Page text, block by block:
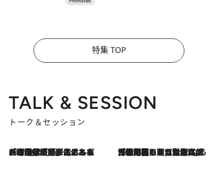
特集 TOP
TALK & SESSION
トーク＆セッション
2026.8.3
「今後値上げがあるとすれば…」「リスクがあるのは今年の冬」エネルギー専門家が語る、ホルムズ海峡封鎖が家庭にもたらす“ある心配” 2026.8.3
「住宅建てられない…」「サーチャージ料の高値が続いている」ホルムズ海峡封鎖による影響はいつまで続く？《エネルギー専門家に聞く“どうなる日本の暮らし”》